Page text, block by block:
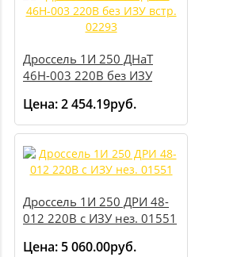
Дроссель 1И 250 ДНаТ
46Н-003 220В без ИЗУ
Цена:2 454.19руб.
Дроссель 1И 250 ДРИ 48-
012 220В с ИЗУ нез. 01551
Цена: 5 060.00руб.